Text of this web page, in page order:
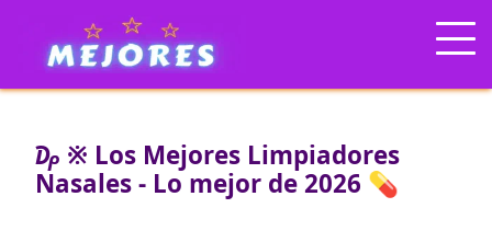
₯ ※ Los Mejores Limpiadores
Nasales - Lo mejor de 2026 💊